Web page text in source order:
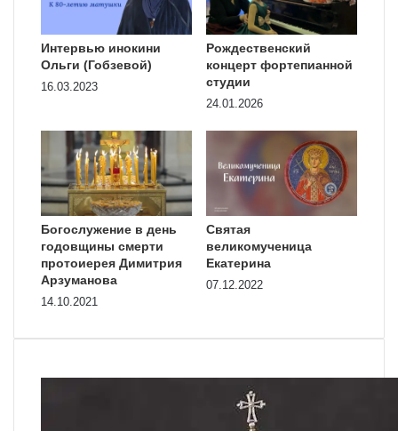
Интервью инокини
Ольги (Гобзевой)
16.03.2023
Рождественский
концерт фортепианной
студии
24.01.2026
Богослужение в день
годовщины смерти
протоиерея Димитрия
Арзуманова
14.10.2021
Святая
великомученица
Екатерина
07.12.2022